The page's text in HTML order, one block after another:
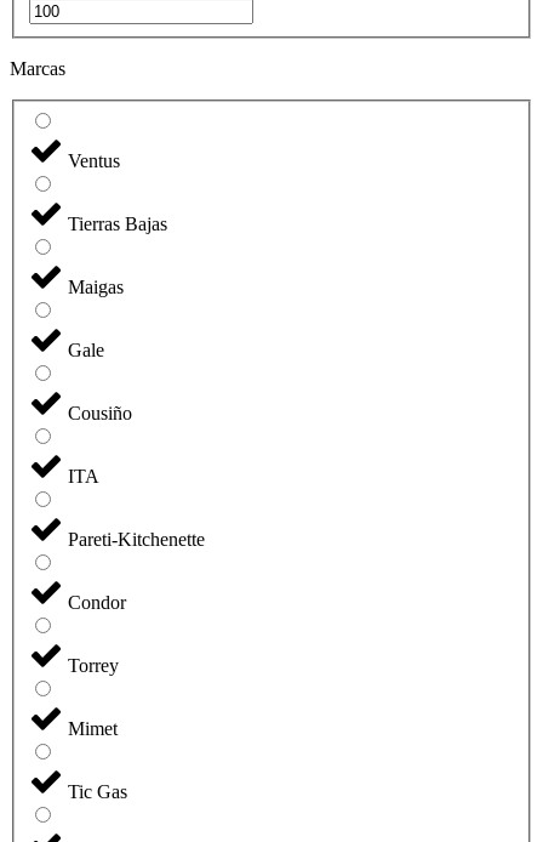
Marcas
Ventus
Tierras Bajas
Maigas
Gale
Cousiño
ITA
Pareti-Kitchenette
Condor
Torrey
Mimet
Tic Gas